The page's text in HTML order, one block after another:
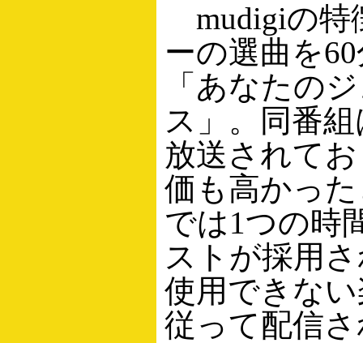
mudigiの特
ーの選曲を
「あなたの
ス」。同番
放送されて
価も高かっ
では1つの時
ストが採用
使用できな
従って配信